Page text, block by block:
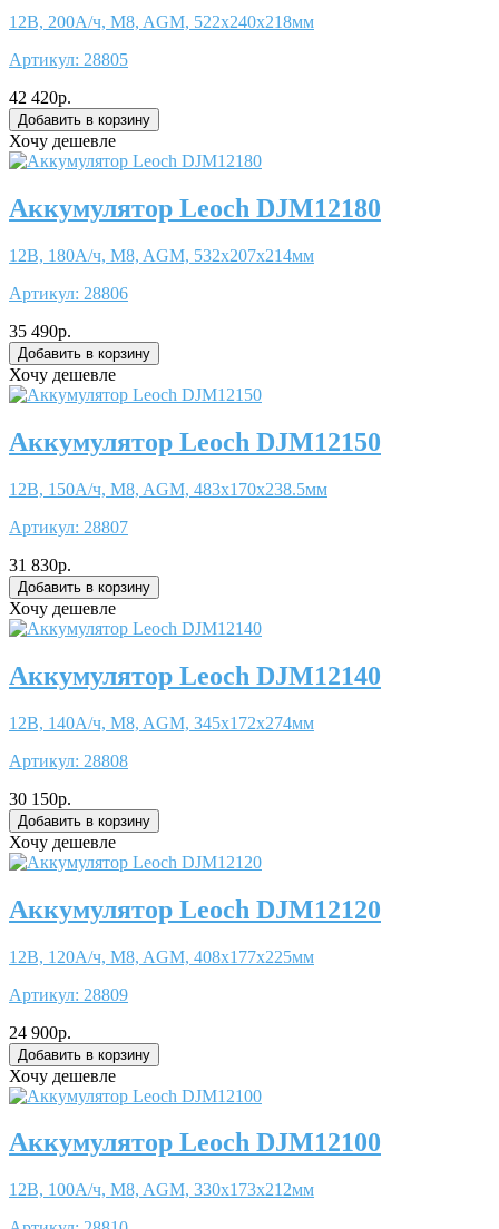
12В, 200А/ч, M8, AGM, 522x240x218мм
Артикул: 28805
42 420р.
Хочу дешевле
Аккумулятор Leoch DJM12180
12В, 180А/ч, M8, AGM, 532x207x214мм
Артикул: 28806
35 490р.
Хочу дешевле
Аккумулятор Leoch DJM12150
12В, 150А/ч, M8, AGM, 483x170x238.5мм
Артикул: 28807
31 830р.
Хочу дешевле
Аккумулятор Leoch DJM12140
12В, 140А/ч, M8, AGM, 345x172x274мм
Артикул: 28808
30 150р.
Хочу дешевле
Аккумулятор Leoch DJM12120
12В, 120А/ч, M8, AGM, 408x177x225мм
Артикул: 28809
24 900р.
Хочу дешевле
Аккумулятор Leoch DJM12100
12В, 100А/ч, M8, AGM, 330x173x212мм